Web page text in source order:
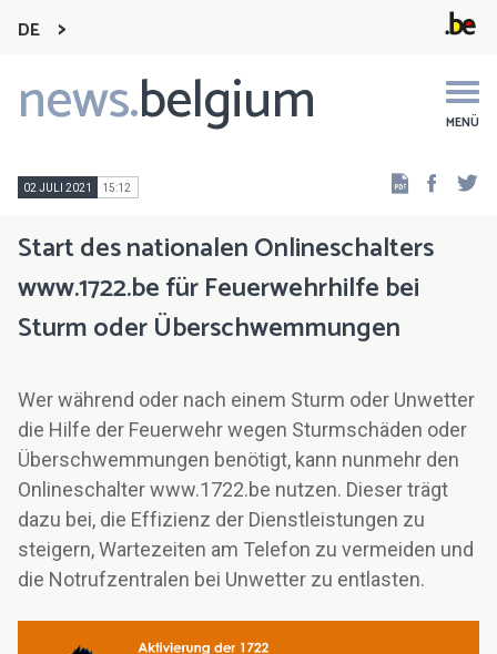
DE
news.belgium MENÜ
Main
navigation
02 JULI 2021 15:12
Start des nationalen Onlineschalters
www.1722.be für Feuerwehrhilfe bei
Sturm oder Überschwemmungen
Wer während oder nach einem Sturm oder Unwetter
die Hilfe der Feuerwehr wegen Sturmschäden oder
Überschwemmungen benötigt, kann nunmehr den
Onlineschalter www.1722.be nutzen. Dieser trägt
dazu bei, die Effizienz der Dienstleistungen zu
steigern, Wartezeiten am Telefon zu vermeiden und
die Notrufzentralen bei Unwetter zu entlasten.